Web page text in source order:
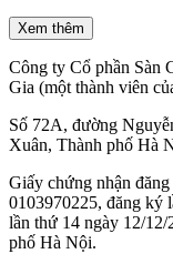
Xem thêm
Công ty Cổ phần Sàn
Gia (một thành viên
Số 72A, đường
Xuân, Thành phố Hà
Giấy chứng nhận
0103970225, đăng ký
lần thứ 14 ngày 12/
phố Hà Nội.